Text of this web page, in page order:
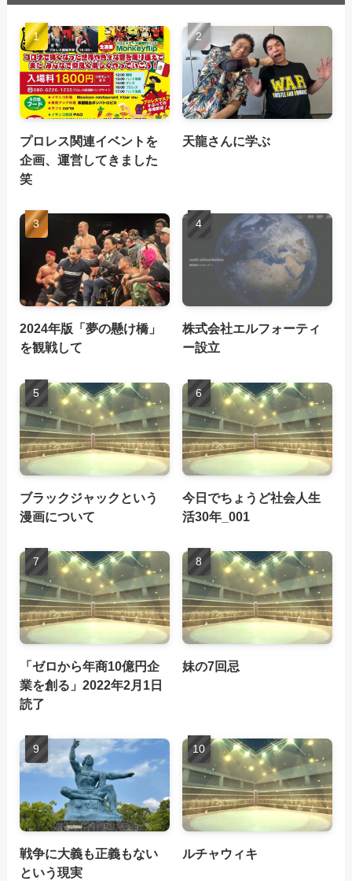
プロレス関連イベントを
企画、運営してきました
笑
天龍さんに学ぶ
2024年版「夢の懸け橋」
を観戦して
株式会社エルフォーティ
ー設立
ブラックジャックという
漫画について
今日でちょうど社会人生
活30年_001
「ゼロから年商10億円企
業を創る」2022年2月1日
読了
妹の7回忌
戦争に大義も正義もない
という現実
ルチャウィキ